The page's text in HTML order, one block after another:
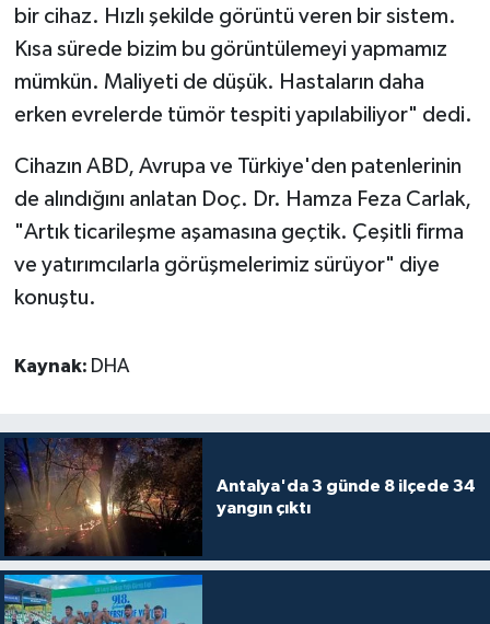
bir cihaz. Hızlı şekilde görüntü veren bir sistem.
Kısa sürede bizim bu görüntülemeyi yapmamız
mümkün. Maliyeti de düşük. Hastaların daha
erken evrelerde tümör tespiti yapılabiliyor" dedi.
Cihazın ABD, Avrupa ve Türkiye'den patenlerinin
de alındığını anlatan Doç. Dr. Hamza Feza Carlak,
"Artık ticarileşme aşamasına geçtik. Çeşitli firma
ve yatırımcılarla görüşmelerimiz sürüyor" diye
konuştu.
Kaynak: DHA
Antalya'da 3 günde 8 ilçede 34
yangın çıktı